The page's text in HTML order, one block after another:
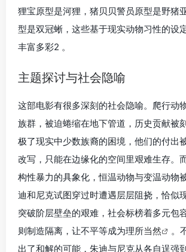
狸宝原型是河狸，猪贝贝警员原型是野猪
型是双冠蜥，这些基于现实动物习性的设
丰富多彩2 。
主题探讨与社会隐喻
这部电影有很多深刻的社会隐喻。爬行动
族群，被迫蜷缩在地下管道，历史贡献被
极了现实中少数族裔的困境，他们的付出
改写，只能在边缘化的空间里艰难生存。
构性暴力的具象化，恒温动物与变温动物
迪和尼克试图穿过时遭遇层层阻挠，恰似
突破阶层壁垒的艰难，社会标榜着多元包
则制造隔离，让不平等成为理所当然
。
出了和解的可能，朱迪与尼克从各自逞强